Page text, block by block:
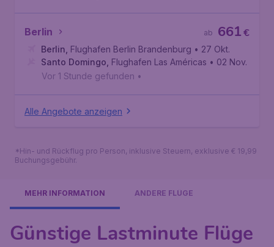
Berlin €
661
ab
Berlin Flughafen Berlin Brandenburg • 27 Okt.
Santo Domingo Flughafen Las Américas • 02 Nov.
Vor 1 Stunde gefunden •
Alle Angebote anzeigen
*Hin- und Rückflug pro Person, inklusive Steuern, exklusive € 19,99
Buchungsgebühr.
MEHR INFORMATION ANDERE FLÜGE
Günstige Lastminute Flüge